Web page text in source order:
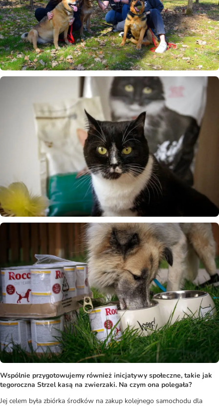
Wspólnie przygotowujemy również inicjatywy społeczne, takie jak
tegoroczna Strzel kasą na zwierzaki. Na czym ona polegała?
Jej celem była zbiórka środków na zakup kolejnego samochodu dla